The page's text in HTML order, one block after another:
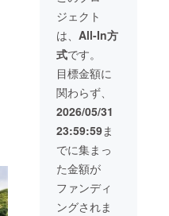
ジの実
を収穫
できる
ように
なりま
す。収
穫体験
や、実
を使っ
た香辛
料がで
きます
し、枝
は花材
にもな
りま
す。体
ジェクト
は、 All-In方
式です。
目標金額に
関わらず、
2026/05/31
23:59:59ま
でに集まっ
た金額が
ファンディ
ングされま